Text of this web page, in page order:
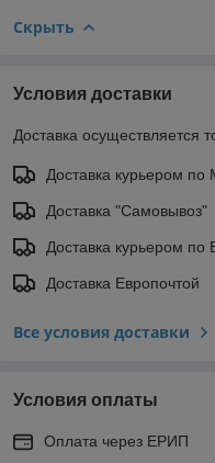
Скрыть
Условия доставки
Доставка осуществляется
Доставка курьером по
Доставка "Самовывоз"
Доставка курьером по
Доставка Европочтой
Все условия доставки
Условия оплаты
Оплата через ЕРИП